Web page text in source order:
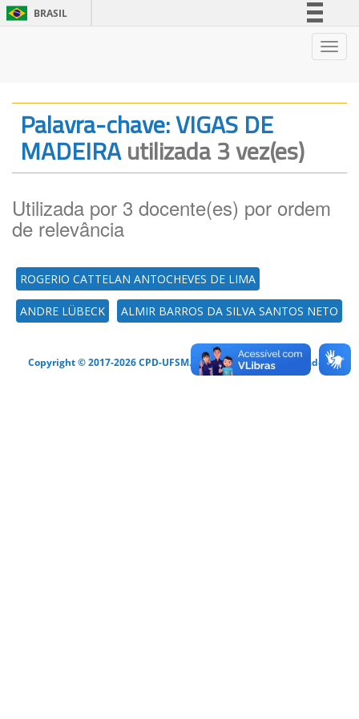
BRASIL
Legislação
Canais
Palavra-chave: VIGAS DE
MADEIRAutilizada 3 vez(es)
Utilizada por 3 docente(es) por ordem
de relevância
ROGERIO CATTELAN ANTOCHEVES DE LIMA
ANDRE LÜBECK ALMIR BARROS DA SILVA SANTOS NETO
Copyright © 2017-2026 CPD-UFSM. Todos os direitos reservados.